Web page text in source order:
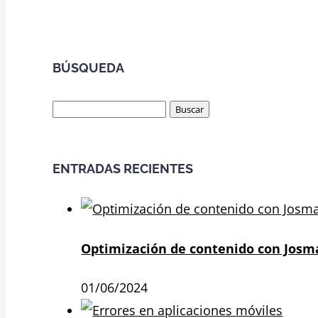
BÚSQUEDA
Buscar:
ENTRADAS RECIENTES
Optimización de contenido con
01/06/2024